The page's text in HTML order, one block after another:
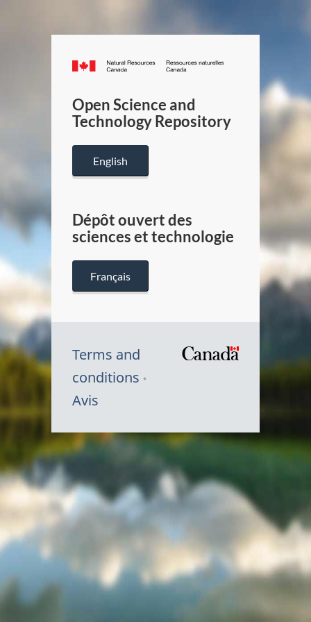
Canada.ca
/
Canada
Open Science and
Technology Repository
English
Dépôt ouvert des
sciences et technologie
Français
Terms and
conditions
Avis
Symbole
du